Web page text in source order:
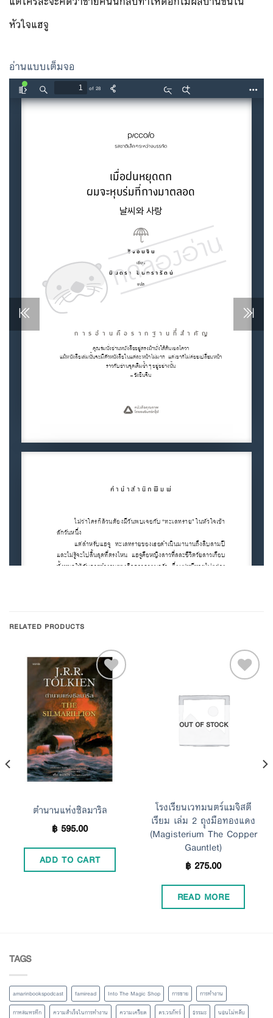
หัวใจแฮจู
อ่านแบบเต็มจอ
RELATED PRODUCTS
Add to
Wishlist
ตำนานแห่งซิลมาริล
฿595.00
ADD TO CART
OUT OF STOCK
โรงเรียนเวทมนตร์แมจิสตี
เรียม เล่ม 2 ถุุงมือทองแดง
(Magisterium The Copper
Gauntlet)
฿275.00
READ MORE
TAGS
amarinbookspodcast famiread Into The Magic Shop การขาย
การทำงาน
กาหลมหรทึก
ความสำเร็จในการทำงาน ความเครียด ดร.วรภัทร์ ธรรมะ
นอนไม่หลับ